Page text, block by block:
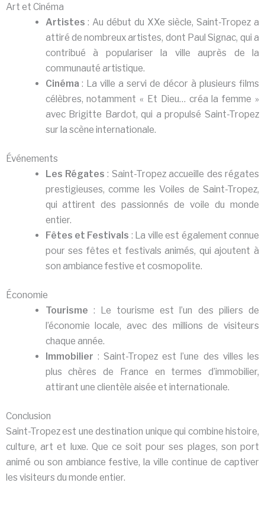
Art et Cinéma
Artistes : Au début du XXe siècle, Saint-Tropez a
attiré de nombreux artistes, dont Paul Signac, qui a
contribué à populariser la ville auprès de la
communauté artistique.
Cinéma : La ville a servi de décor à plusieurs films
célèbres, notamment « Et Dieu… créa la femme »
avec Brigitte Bardot, qui a propulsé Saint-Tropez
sur la scène internationale.
Événements
Les Régates : Saint-Tropez accueille des régates
prestigieuses, comme les Voiles de Saint-Tropez,
qui attirent des passionnés de voile du monde
entier.
Fêtes et Festivals : La ville est également connue
pour ses fêtes et festivals animés, qui ajoutent à
son ambiance festive et cosmopolite.
Économie
Tourisme : Le tourisme est l’un des piliers de
l’économie locale, avec des millions de visiteurs
chaque année.
Immobilier : Saint-Tropez est l’une des villes les
plus chères de France en termes d’immobilier,
attirant une clientèle aisée et internationale.
Conclusion
Saint-Tropez est une destination unique qui combine histoire,
culture, art et luxe. Que ce soit pour ses plages, son port
animé ou son ambiance festive, la ville continue de captiver
les visiteurs du monde entier.